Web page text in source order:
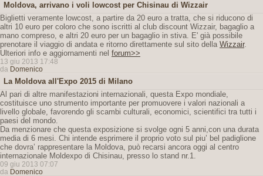
Moldova, arrivano i voli lowcost per Chisinau di Wizzair
Biglietti veramente lowcost, a partire da 20 euro a tratta, che si riducono di
altri 10 euro per coloro che sono iscritti al club discount Wizzair, bagaglio a
mano compreso, e altri 20 euro per un bagaglio in stiva. E' già possibile
prenotare il viaggio di andata e ritorno direttamente sul sito della Wizzair.
Ulteriori info e aggiornamenti nel forum>>
13 giu 2013 17:48
da Domenico
La Moldova all'Expo 2015 di Milano
Al pari di altre manifestazioni internazionali, questa Expo mondiale,
costituisce uno strumento importante per promuovere i valori nazionali a
livello globale, favorendo gli scambi culturali, economici, scientifici tra tutti i
paesi del mondo.
Da menzionare che questa exposizione si svolge ogni 5 anni,con una durata
media di 6 mesi. Chi intende esprimere il proprio voto sul piu’ bel padiglione
che dovra’ rappresentare la Moldova, può recarsi ancora oggi al centro
internazionale Moldexpo di Chisinau, presso lo stand nr.1.
09 giu 2013 07:07
da Domenico